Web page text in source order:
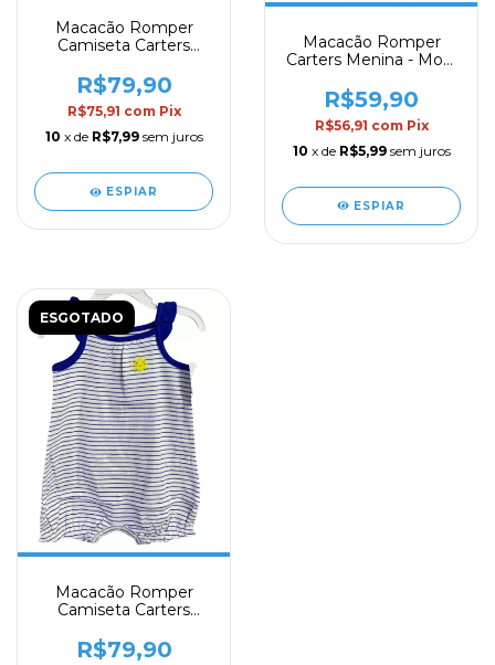
Macacão Romper
Camiseta Carters
R$79,90
R$75,91 com Pix
10 x de R$7,99 sem juros
ESPIAR
Macacão Romper
Carters Menina - Mod.
R$59,90
R$56,91 com Pix
10 x de R$5,99 sem juros
ESPIAR
ESGOTADO
Macacão Romper
Camiseta Carters
R$79,90